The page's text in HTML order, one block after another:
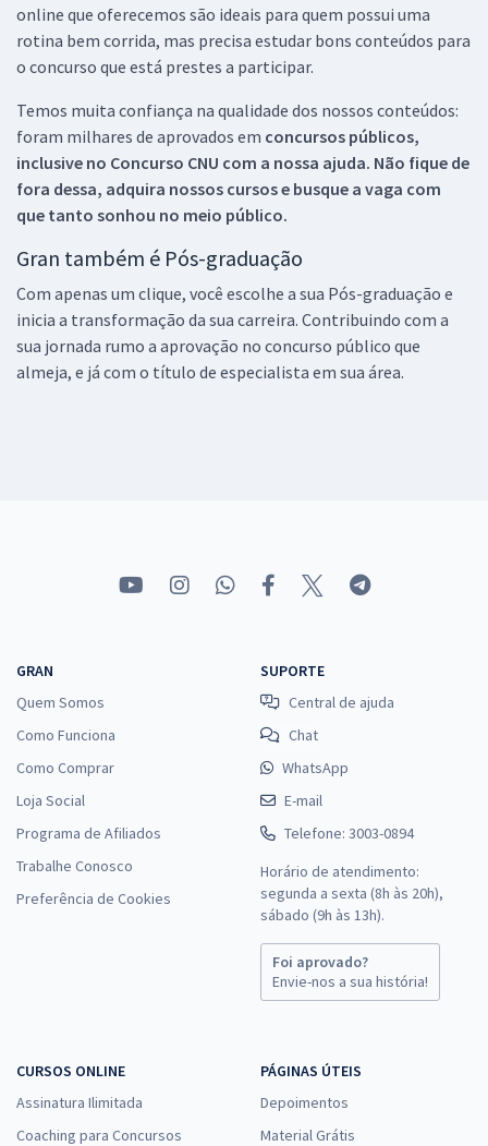
online que oferecemos são ideais para quem possui uma
rotina bem corrida, mas precisa estudar bons conteúdos para
o concurso que está prestes a participar.
Temos muita confiança na qualidade dos nossos conteúdos:
foram milhares de aprovados em concursos públicos,
inclusive no Concurso CNU com a nossa ajuda. Não fique de
fora dessa, adquira nossos cursos e busque a vaga com
que tanto sonhou no meio público.
Gran também é Pós-graduação
Com apenas um clique, você escolhe a sua Pós-graduação e
inicia a transformação da sua carreira. Contribuindo com a
sua jornada rumo a aprovação no concurso público que
almeja, e já com o título de especialista em sua área.
GRAN
Quem Somos
Como Funciona
Como Comprar
Loja Social
Programa de Afiliados
Trabalhe Conosco
Preferência de Cookies
SUPORTE
Central de ajuda
Chat
WhatsApp
E-mail
Telefone: 3003-0894
Horário de atendimento:
segunda a sexta (8h às 20h),
sábado (9h às 13h).
Foi aprovado?
Envie-nos a sua história!
CURSOS ONLINE
Assinatura Ilimitada
Coaching para Concursos
PÁGINAS ÚTEIS
Depoimentos
Material Grátis